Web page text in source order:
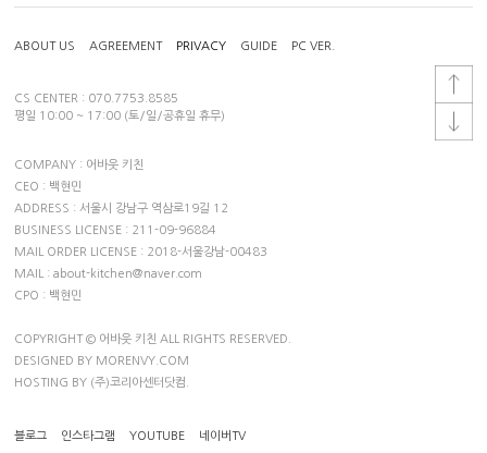
ABOUT US AGREEMENT PRIVACY GUIDE PC VER.
CS CENTER : 070.7753.8585
평일 10:00 ~ 17:00 (토/일/공휴일 휴무)
COMPANY : 어바웃 키친
CEO : 백현민
ADDRESS : 서울시 강남구 역삼로19길 12
BUSINESS LICENSE : 211-09-96884
MAIL ORDER LICENSE : 2018-서울강남-00483
MAIL : about-kitchen@naver.com
CPO : 백현민
COPYRIGHT © 어바웃 키친 ALL RIGHTS RESERVED.
DESIGNED BY MORENVY.COM
HOSTING BY (주)코리아센터닷컴.
블로그 인스타그램 YOUTUBE 네이버TV